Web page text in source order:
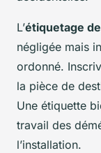
L’étiquetage
négligée mais
ordonné.
la pièce de
Une étiquette
travail des
l’installation.